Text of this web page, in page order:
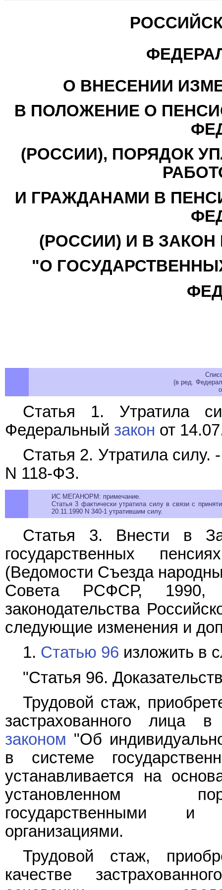
О ВНЕСЕНИИ
В ПОЛОЖЕНИЕ О
(РОССИИ), ПОРЯДОК
И ГРАЖДАНАМИ В
(РОССИИ) И В
"О
(в ред.
Статья 1. Утратила
Федеральный закон от
Статья 2. Утратила
N 118-ФЗ.
ИС МЕГАНОРМ: примечание.
Статья 3 фактически утратила силу в связи с
20.11.1990 N 340-1 утратившим силу.
Статья 3. Внести в
государственных
(Ведомости Съезда
Совета РСФСР,
законодательства
следующие изменения и
1. Статью 96 изложить в
"Статья 96.
Трудовой стаж,
застрахованного лица
законом "Об
в системе
устанавливается на
установленном
государственными и
организациями.
Трудовой стаж,
качестве